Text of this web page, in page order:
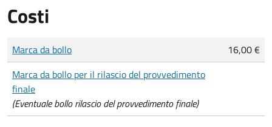
Costi
Tipo di pagamento
Importo
Marca da bollo
16,00 €
Marca da bollo per il rilascio del provvedimento
finale
(Eventuale bollo rilascio del provvedimento finale)